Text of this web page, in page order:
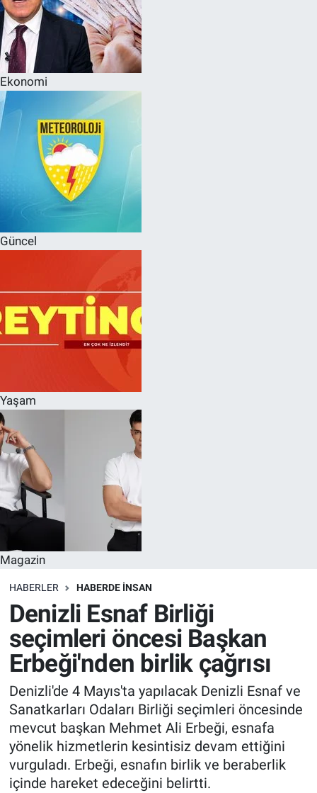
Ekonomi
Güncel
Yaşam
Magazin
HABERLER HABERDE INSAN
Denizli Esnaf Birliği
seçimleri öncesi Başkan
Erbeği'nden birlik çağrısı
Denizli'de 4 Mayıs'ta yapılacak Denizli Esnaf ve
Sanatkarları Odaları Birliği seçimleri öncesinde
mevcut başkan Mehmet Ali Erbeği, esnafa
yönelik hizmetlerin kesintisiz devam ettiğini
vurguladı. Erbeği, esnafın birlik ve beraberlik
içinde hareket edeceğini belirtti.